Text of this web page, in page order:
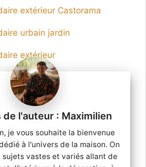
extérieur Castorama
urbain jardin
extérieur
Maximilien
je vous souhaite la bienvenue
à l'univers de la maison. On
vastes et variés allant de